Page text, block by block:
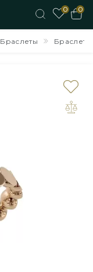
0
0
Браслеты Браслет